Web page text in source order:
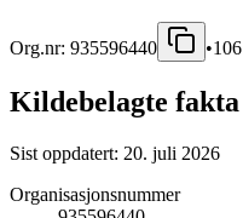
Org.nr: 935596440 •106
Kildebelagte fakta
Sist oppdatert: 20. juli 2026
Organisasjonsnummer